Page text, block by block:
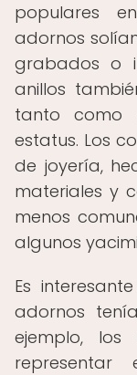
populares
adornos
grabados o
anillos
tanto como
estatus. Los
de joyería,
materiales y
menos
algunos
Es
adornos
ejemplo,